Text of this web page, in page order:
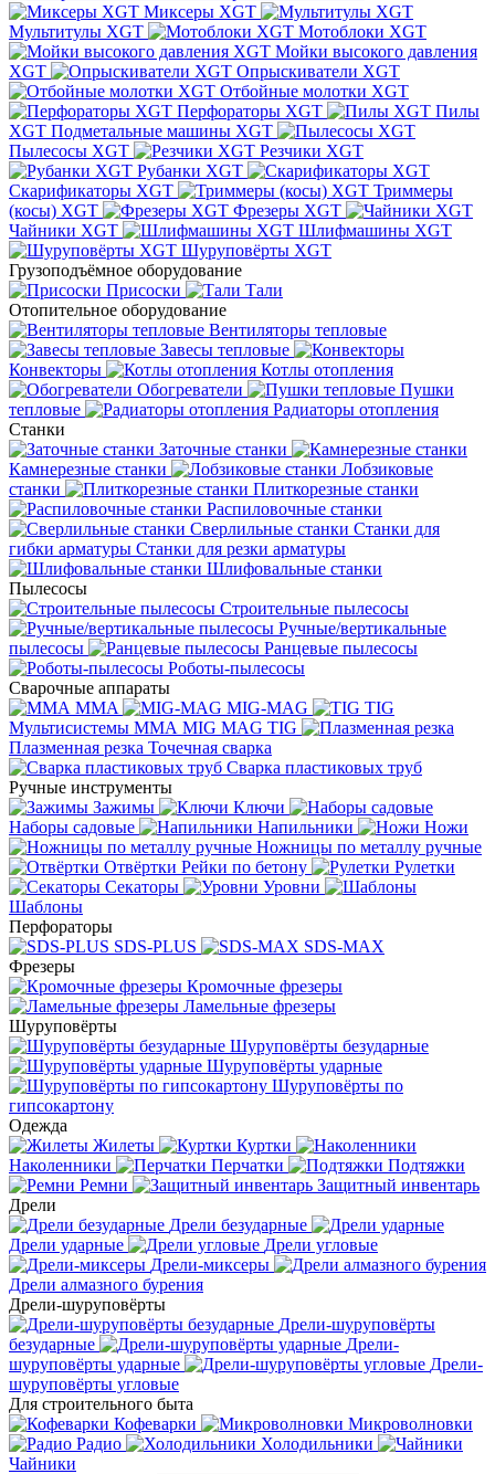
Миксеры XGT
Мультитулы XGT
Мотоблоки XGT
Мойки высокого давления
XGT
Опрыскиватели XGT
Отбойные молотки XGT
Перфораторы XGT
Пилы
XGT Подметальные машины XGT
Пылесосы XGT
Резчики XGT
Рубанки XGT
Скарификаторы XGT
Триммеры
(косы) XGT
Фрезеры XGT
Чайники XGT
Шлифмашины XGT
Шуруповёрты XGT
Грузоподъёмное оборудование
Присоски
Тали
Отопительное оборудование
Вентиляторы тепловые
Завесы тепловые
Конвекторы
Котлы отопления
Обогреватели
Пушки
тепловые
Радиаторы отопления
Станки
Заточные станки
Камнерезные станки
Лобзиковые
станки
Плиткорезные станки
Распиловочные станки
Сверлильные станки Станки для
гибки арматуры Станки для резки арматуры
Шлифовальные станки
Пылесосы
Строительные пылесосы
Ручные/вертикальные
пылесосы
Ранцевые пылесосы
Роботы-пылесосы
Сварочные аппараты
MMA
MIG-MAG
TIG
Мультисистемы ММА MIG MAG TIG
Плазменная резка Точечная сварка
Cварка пластиковых труб
Ручные инструменты
Зажимы
Ключи
Наборы садовые
Напильники
Ножи
Ножницы по металлу ручные
Отвёртки Рейки по бетону
Рулетки
Секаторы
Уровни
Шаблоны
Перфораторы
SDS-PLUS
SDS-MAX
Фрезеры
Кромочные фрезеры
Ламельные фрезеры
Шуруповёрты
Шуруповёрты безударные
Шуруповёрты ударные
Шуруповёрты по
гипсокартону
Одежда
Жилеты
Куртки
Наколенники
Перчатки
Подтяжки
Ремни
Защитный инвентарь
Дрели
Дрели безударные
Дрели ударные
Дрели угловые
Дрели-миксеры
Дрели алмазного бурения
Дрели-шуруповёрты
Дрели-шуруповёрты
безударные
Дрели-
шуруповёрты ударные
Дрели-
шуруповёрты угловые
Для строительного быта
Кофеварки
Микроволновки
Радио
Холодильники
Чайники